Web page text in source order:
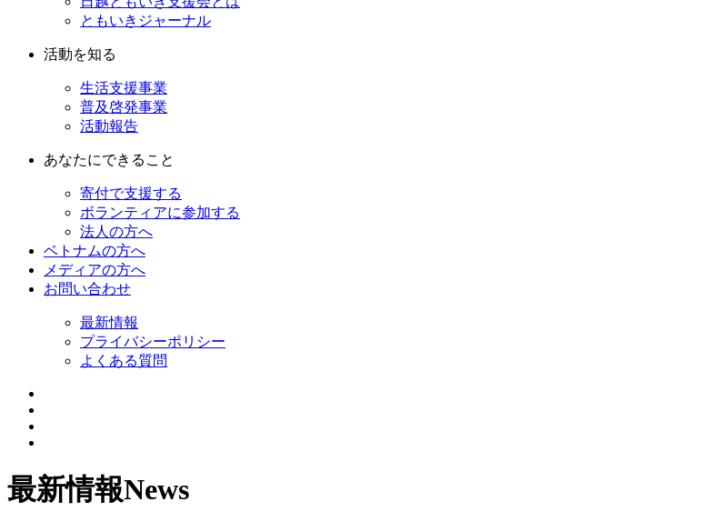
ともいきジャーナル
活動を知る
生活支援事業
普及啓発事業
活動報告
あなたにできること
寄付で支援する
ボランティアに参加する
法人の方へ
ベトナムの方へ
メディアの方へ
お問い合わせ
最新情報
プライバシーポリシー
よくある質問
最新情報News